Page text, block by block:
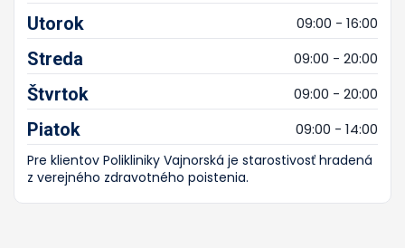
Utorok 09:00 - 16:00
Streda 09:00 - 20:00
Štvrtok 09:00 - 20:00
Piatok 09:00 - 14:00
Pre klientov Polikliniky Vajnorská je starostivosť hradená
z verejného zdravotného poistenia.